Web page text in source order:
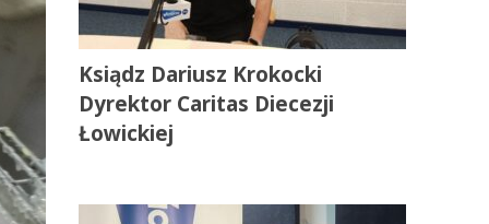
Ksiądz Dariusz Krokocki
Dyrektor Caritas Diecezji
Łowickiej